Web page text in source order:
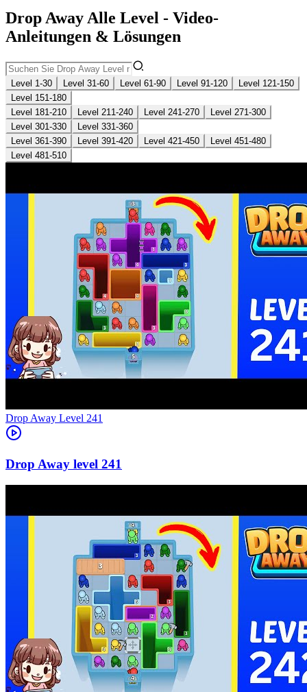
Drop Away Alle Level - Video-
Anleitungen & Lösungen
Level 1-30 Level 31-60 Level 61-90 Level 91-120
Level 121-150
Level 151-180
Level 181-210
Level 211-240 Level 241-270
Level 271-300
Level 301-330
Level 331-360
Level 361-390
Level 391-420 Level 421-450
Level 451-480
Level 481-510
Level 241
241